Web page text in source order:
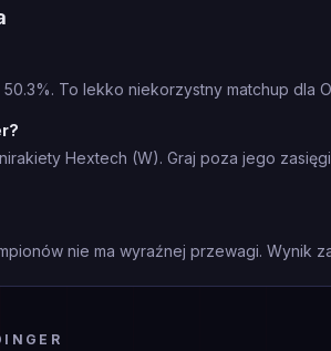
To lekko niekorzystny matchup dla
Hextech (W). Graj poza jego
nie ma wyraźnej przewagi. Wynik